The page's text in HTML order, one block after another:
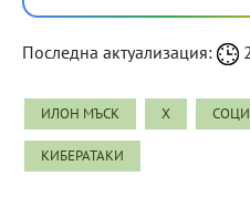
Последна актуализация:
ИЛОН МЪСК X
КИБЕРАТАКИ